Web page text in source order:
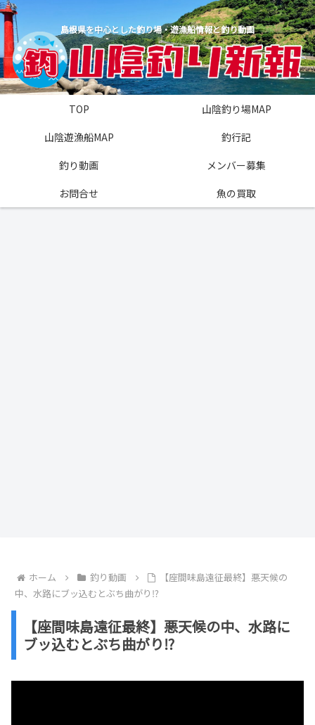
島根県を中心とした釣り場・遊漁船情報と釣り動画
TOP
山陰釣り場MAP
山陰遊漁船MAP
釣行記
釣り動画
メンバー募集
お問合せ
魚の買取
ホーム 釣り動画
【座間味島遠征最終】悪天候の
中、水路にブッ込むとぶち曲がり⁉︎
【座間味島遠征最終】悪天候の中、水路に
ブッ込むとぶち曲がり⁉︎